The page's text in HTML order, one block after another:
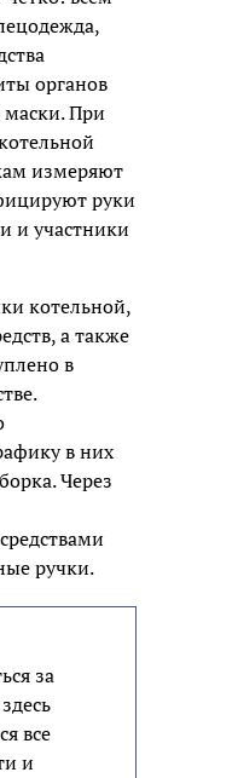
органов
При
измеряют
руки
и участники
котельной,
а также
в
в них
Через
ручки.
за
все
и